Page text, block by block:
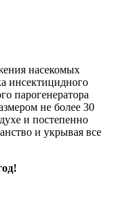
насекомых
инсектицидного
парогенератора
не более 30
и постепенно
и укрывая все